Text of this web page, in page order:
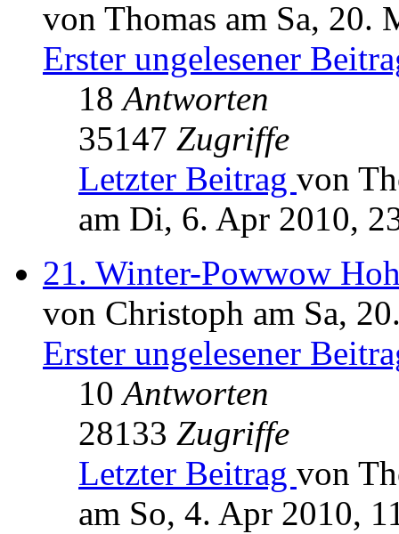
von Thomas am Sa, 20.
Erster ungelesener
18Antworten
35147 Zugriffe
Letzter Beitrag von
am Di, 6. Apr 2010,
21. Winter-Powwow
von Christoph am Sa,
Erster ungelesener
10Antworten
28133 Zugriffe
Letzter Beitrag von
am So, 4. Apr 2010,